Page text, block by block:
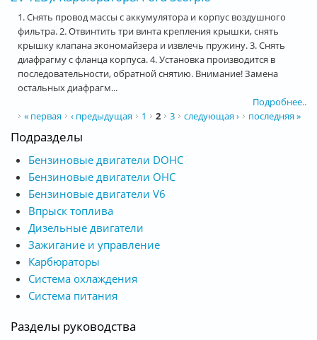
1. Снять провод массы с аккумулятора и корпус воздушного
фильтра. 2. Отвинтить три винта крепления крышки, снять
крышку клапана экономайзера и извлечь пружину. 3. Снять
диафрагму с фланца корпуса. 4. Установка производится в
последовательности, обратной снятию. Внимание! Замена
остальных диафрагм...
Подробнее..
Страницы
« первая ‹ предыдущая 1 2 3 следующая › последняя »
Подразделы
Бензиновые двигатели DOHC
Бензиновые двигатели OHC
Бензиновые двигатели V6
Впрыск топлива
Дизельные двигатели
Зажигание и управление
Карбюраторы
Система охлаждения
Система питания
Разделы руководства